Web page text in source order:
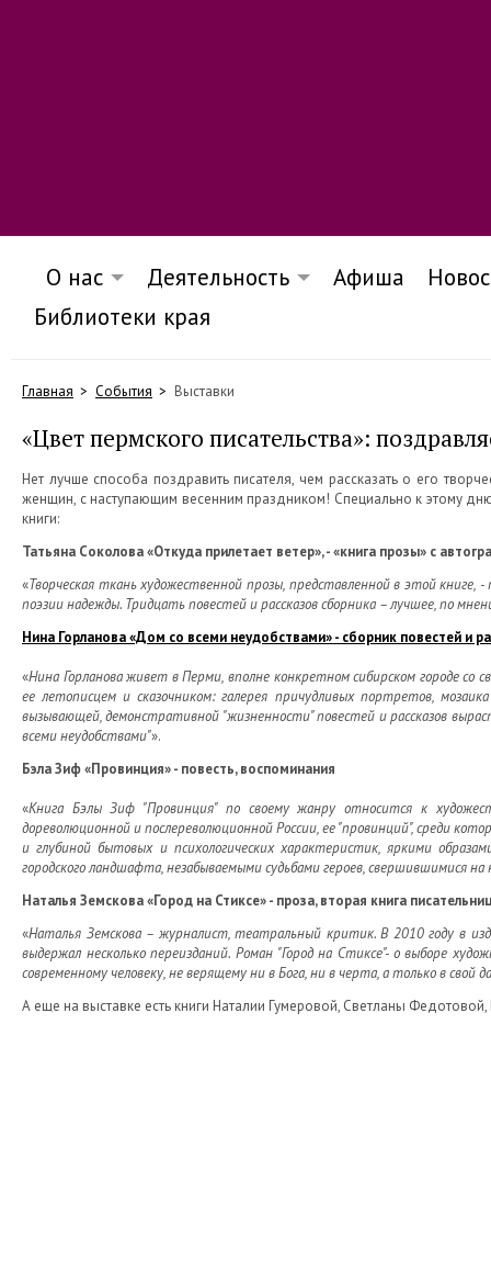
О нас Деятельность Афиша
Библиотеки края
Главная События Выставки
«Цвет пермского писательства»:
Нет лучше способа поздравить писателя, чем рассказать о его
женщин, с наступающим весенним праздником! Специально к этому
книги:
Татьяна Соколова «Откуда прилетает ветер», - «книга прозы» с
«Творческая ткань художественной прозы, представленной в этой
поэзии надежды. Тридцать повестей и рассказов сборника – лучшее, по
Нина Горланова «Дом со всеми неудобствами» - сборник повестей и
«Нина Горланова живет в Перми, вполне конкретном сибирском городе
ее летописцем и сказочником: галерея причудливых портретов,
вызывающей, демонстративной "жизненности" повестей и рассказов
всеми неудобствами"».
Бэла Зиф «Провинция» - повесть, воспоминания
«Книга Бэлы Зиф "Провинция" по своему жанру относится к
дореволюционной и послереволюционной России, ее "провинций", среди
и глубиной бытовых и психологических характеристик, яркими
городского ландшафта, незабываемыми судьбами героев, свершившимися на
Наталья Земскова «Город на Стиксе» - проза, вторая книга
«Наталья Земскова – журналист, театральный критик. В 2010 году в
выдержал несколько переизданий. Роман "Город на Стиксе"- о выборе
современному человеку, не верящему ни в Бога, ни в черта, а только в свой
А еще на выставке есть книги Наталии Гумеровой, Светланы